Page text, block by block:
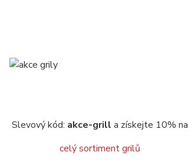
Slevový kód: akce-grill a získejte 10% na
celý sortiment grilů